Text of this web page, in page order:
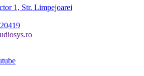
1, Str. Limpejoarei